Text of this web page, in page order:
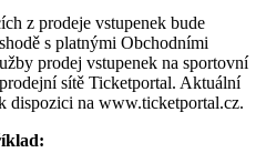
z prodeje vstupenek bude
s platnými Obchodními
prodej vstupenek na sportovní
sítě Ticketportal. Aktuální
dispozici na www.ticketportal.cz.